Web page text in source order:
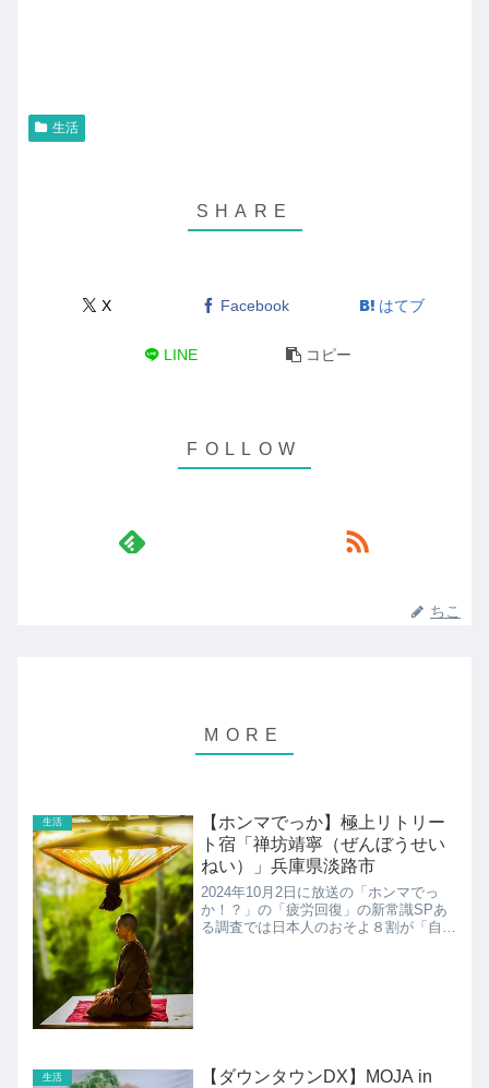
生活
X Facebook はてブ
LINE コピー
ちこ
生活
【ホンマでっか】極上リトリー
ト宿「禅坊靖寧（ぜんぼうせい
ねい）」兵庫県淡路市
2024年10月2日に放送の「ホンマでっ
か！？」の「疲労回復」の新常識SPあ
る調査では日本人のおそよ８割が「自分
生活
【ダウンタウンDX】MOJA in